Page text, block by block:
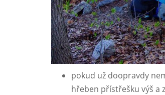
pokud už doopravdy
hřeben přístřešku výš a